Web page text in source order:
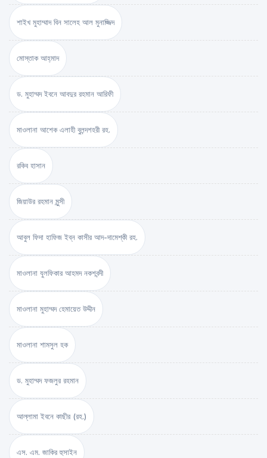
শাইখ মুহাম্মাদ বিন সালেহ আল মুনাজ্জিদ
মোস্তাক আহ্‌মাদ
ড. মুহাম্মদ ইবনে আবদুর রহমান আরিফী
মাওলানা আশেক এলাহী বুলন্দশহরী রহ.
রকিব হাসান
জিয়াউর রহমান মুন্সী
আবুল ফিদা হাফিজ ইব্‌ন কাসীর আদ-দামেশ্‌কী রহ.
মাওলানা যুলফিকার আহমদ নকশবন্দী
মাওলানা মুহাম্মদ হেমায়েত উদ্দীন
মাওলানা শামসুল হক
ড. মুহাম্মদ ফজলুর রহমান
আল্লামা ইবনে কাছীর (রহ.)
এস. এম. জাকির হুসাইন